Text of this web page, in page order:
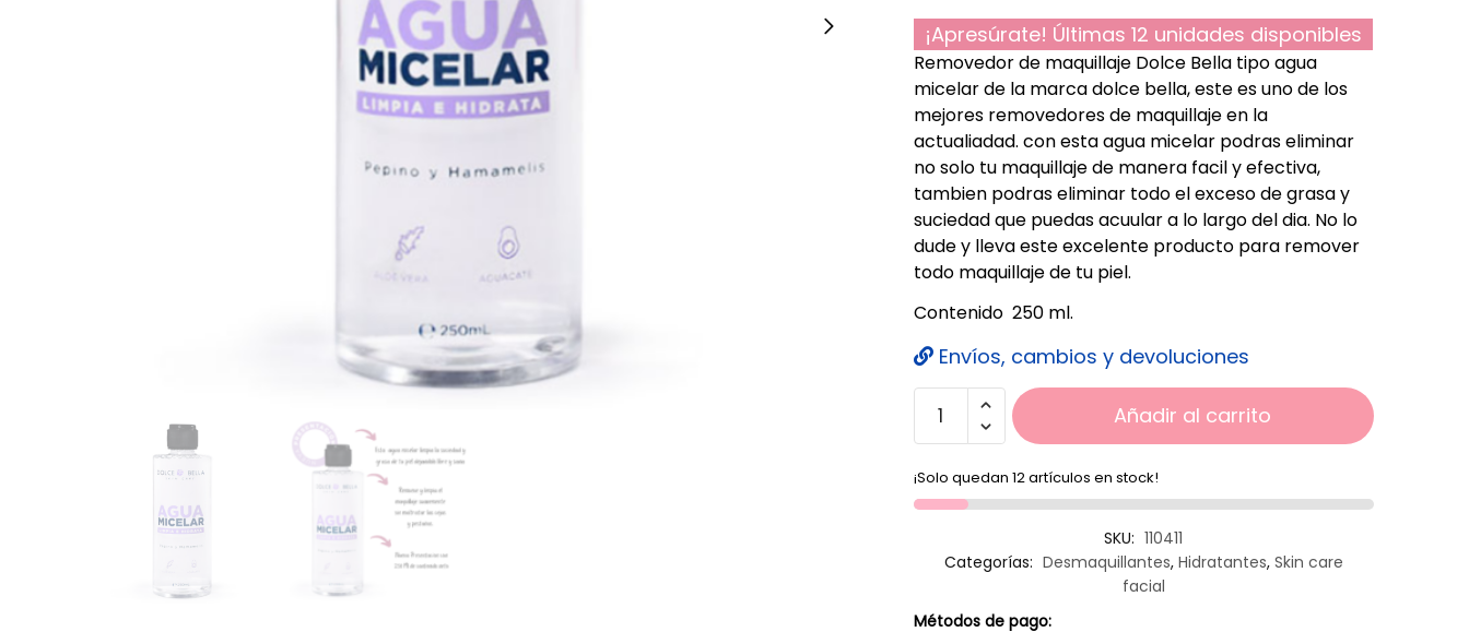
¡Apresúrate! Últimas 12 unidades disponibles
Removedor de maquillaje Dolce Bella tipo agua
micelar de la marca dolce bella, este es uno de los
mejores removedores de maquillaje en la
actualiadad. con esta agua micelar podras eliminar
no solo tu maquillaje de manera facil y efectiva,
tambien podras eliminar todo el exceso de grasa y
suciedad que puedas acuular a lo largo del dia. No lo
dude y lleva este excelente producto para remover
todo maquillaje de tu piel.
Contenido 250 ml.
Envíos, cambios y devoluciones
Añadir al carrito
¡Solo quedan 12 artículos en stock!
SKU: 110411
Categorías: Desmaquillantes, Hidratantes, Skin care
facial
Métodos de pago: